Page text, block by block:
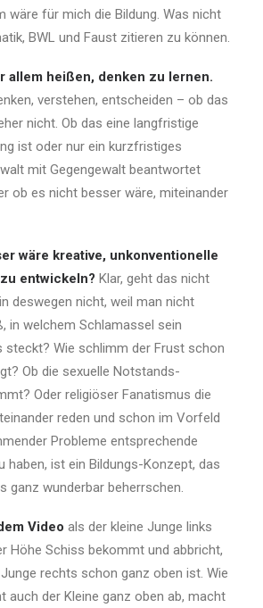
wäre für mich die Bildung. Was nicht
BWL und Faust zitieren zu können.
allem heißen, denken zu lernen.
verstehen, entscheiden – ob das
nicht. Ob das eine langfristige
ist oder nur ein kurzfristiges
mit Gegengewalt beantwortet
ob es nicht besser wäre, miteinander
wäre kreative, unkonventionelle
entwickeln? Klar, geht das nicht
deswegen nicht, weil man nicht
in welchem Schlamassel sein
steckt? Wie schlimm der Frust schon
Ob die sexuelle Notstands-
Oder religiöser Fanatismus die
reden und schon im Vorfeld
Probleme entsprechende
haben, ist ein Bildungs-Konzept, das
ganz wunderbar beherrschen.
Video als der kleine Junge links
Höhe Schiss bekommt und abbricht,
rechts schon ganz oben ist. Wie
auch der Kleine ganz oben ab, macht